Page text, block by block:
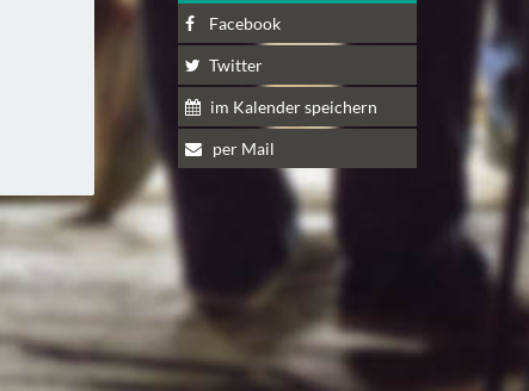
Facebook
Twitter
im Kalender speichern
per Mail